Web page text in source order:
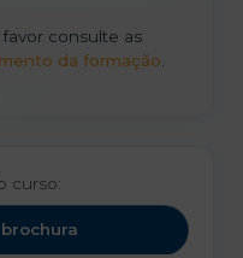
consulte as
da formação
curso: